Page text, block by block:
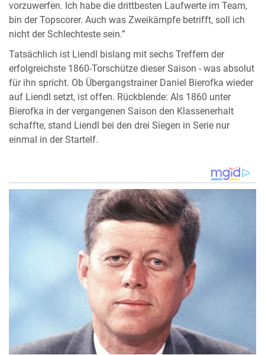
vorzuwerfen. Ich habe die drittbesten Laufwerte im Team,
bin der Topscorer. Auch was Zweikämpfe betrifft, soll ich
nicht der Schlechteste sein.”
Tatsächlich ist Liendl bislang mit sechs Treffern der
erfolgreichste 1860-Torschütze dieser Saison - was absolut
für ihn spricht. Ob Übergangstrainer Daniel Bierofka wieder
auf Liendl setzt, ist offen. Rückblende: Als 1860 unter
Bierofka in der vergangenen Saison den Klassenerhalt
schaffte, stand Liendl bei den drei Siegen in Serie nur
einmal in der Startelf.